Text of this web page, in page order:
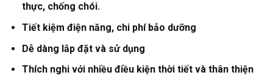
thực, chống chói.
Tiết kiệm điện năng, chi phí bảo dưỡng
Dễ dàng lắp đặt và sử dụng
Thích nghi với nhiều điều kiện thời tiết và thân thiện